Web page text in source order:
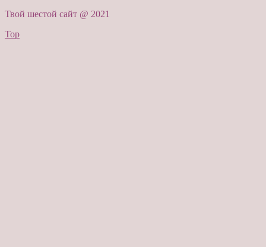
Твой шестой сайт @ 2021
Top